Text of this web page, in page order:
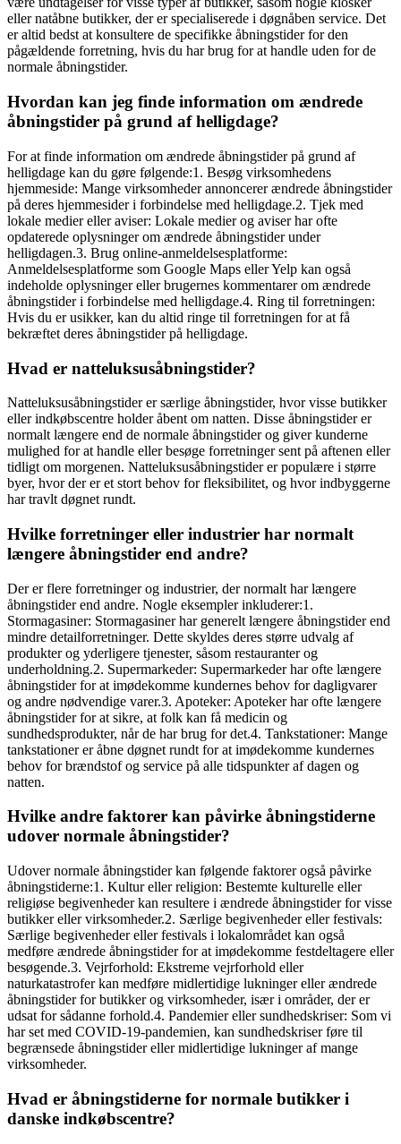
eller natåbne butikker, der er specialiserede i døgnåben service. Det
er altid bedst at konsultere de specifikke åbningstider for den
pågældende forretning, hvis du har brug for at handle uden for de
normale åbningstider.
Hvordan kan jeg finde information om ændrede
åbningstider på grund af helligdage?
For at finde information om ændrede åbningstider på grund af
helligdage kan du gøre følgende:1. Besøg virksomhedens
hjemmeside: Mange virksomheder annoncerer ændrede åbningstider
på deres hjemmesider i forbindelse med helligdage.2. Tjek med
lokale medier eller aviser: Lokale medier og aviser har ofte
opdaterede oplysninger om ændrede åbningstider under
helligdagen.3. Brug online-anmeldelsesplatforme:
Anmeldelsesplatforme som Google Maps eller Yelp kan også
indeholde oplysninger eller brugernes kommentarer om ændrede
åbningstider i forbindelse med helligdage.4. Ring til forretningen:
Hvis du er usikker, kan du altid ringe til forretningen for at få
bekræftet deres åbningstider på helligdage.
Hvad er natteluksusåbningstider?
Natteluksusåbningstider er særlige åbningstider, hvor visse butikker
eller indkøbscentre holder åbent om natten. Disse åbningstider er
normalt længere end de normale åbningstider og giver kunderne
mulighed for at handle eller besøge forretninger sent på aftenen eller
tidligt om morgenen. Natteluksusåbningstider er populære i større
byer, hvor der er et stort behov for fleksibilitet, og hvor indbyggerne
har travlt døgnet rundt.
Hvilke forretninger eller industrier har normalt
længere åbningstider end andre?
Der er flere forretninger og industrier, der normalt har længere
åbningstider end andre. Nogle eksempler inkluderer:1.
Stormagasiner: Stormagasiner har generelt længere åbningstider end
mindre detailforretninger. Dette skyldes deres større udvalg af
produkter og yderligere tjenester, såsom restauranter og
underholdning.2. Supermarkeder: Supermarkeder har ofte længere
åbningstider for at imødekomme kundernes behov for dagligvarer
og andre nødvendige varer.3. Apoteker: Apoteker har ofte længere
åbningstider for at sikre, at folk kan få medicin og
sundhedsprodukter, når de har brug for det.4. Tankstationer: Mange
tankstationer er åbne døgnet rundt for at imødekomme kundernes
behov for brændstof og service på alle tidspunkter af dagen og
natten.
Hvilke andre faktorer kan påvirke åbningstiderne
udover normale åbningstider?
Udover normale åbningstider kan følgende faktorer også påvirke
åbningstiderne:1. Kultur eller religion: Bestemte kulturelle eller
religiøse begivenheder kan resultere i ændrede åbningstider for visse
butikker eller virksomheder.2. Særlige begivenheder eller festivals:
Særlige begivenheder eller festivals i lokalområdet kan også
medføre ændrede åbningstider for at imødekomme festdeltagere eller
besøgende.3. Vejrforhold: Ekstreme vejrforhold eller
naturkatastrofer kan medføre midlertidige lukninger eller ændrede
åbningstider for butikker og virksomheder, især i områder, der er
udsat for sådanne forhold.4. Pandemier eller sundhedskriser: Som vi
har set med COVID-19-pandemien, kan sundhedskriser føre til
begrænsede åbningstider eller midlertidige lukninger af mange
virksomheder.
Hvad er åbningstiderne for normale butikker i
danske indkøbscentre?